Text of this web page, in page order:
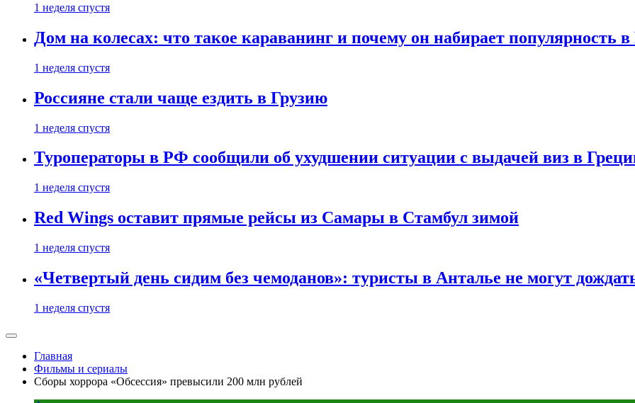
1 неделя спустя
Дом на колесах: что такое караванинг и почему он набирает популярность в
1 неделя спустя
Россияне стали чаще ездить в Грузию
1 неделя спустя
Туроператоры в РФ сообщили об ухудшении ситуации с выдачей виз в
1 неделя спустя
Red Wings оставит прямые рейсы из Самары в Стамбул зимой
1 неделя спустя
«Четвертый день сидим без чемоданов»: туристы в Анталье не могут
1 неделя спустя
Главная
Фильмы и сериалы
Сборы хоррора «Обсессия» превысили 200 млн рублей